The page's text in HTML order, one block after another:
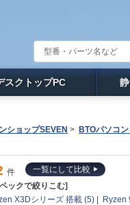
スクトップPC
ショップSEVEN > BTOパソコ
件
一覧にして比較
ックで絞りこむ]
X3Dシリーズ 搭載 (5) | Ryzen